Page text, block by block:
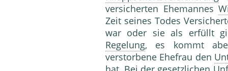
versicherten Ehemannes
Zeit seines Todes
war oder sie als erfüllt
Regelung, es kommt
verstorbene Ehefrau den